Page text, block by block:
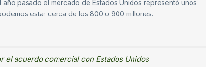
pasado el mercado de Estados Unidos representó unos
estar cerca de los 800 o 900 millones.
el acuerdo comercial con Estados Unidos